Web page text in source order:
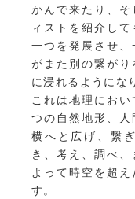
かんで来たり、
ィストを紹介し
一つを発展させ
がまた別の繋が
に浸れるようにな
これは地理にお
つの自然地形、
横へと広げ、繋
き、考え、調べ
よって時空を超
す。